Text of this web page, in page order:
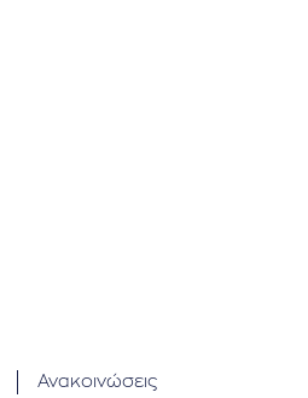
Ανακοινώσεις